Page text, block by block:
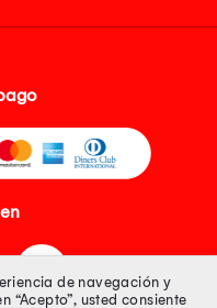
de navegación y
“Acepto”, usted consiente